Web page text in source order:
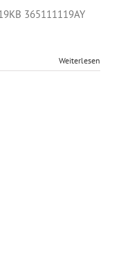
365111119AY
Weiterlesen